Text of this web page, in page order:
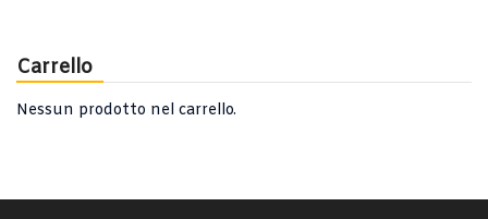
Carrello
Nessun prodotto nel carrello.